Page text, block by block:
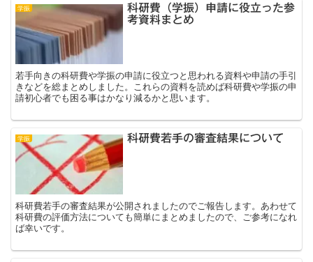
学振
科研費（学振）申請に役立った参
考資料まとめ
若手向きの科研費や学振の申請に役立つと思われる資料や申請の手引
きなどを総まとめしました。これらの資料を読めば科研費や学振の申
請初心者でも困る事はかなり減るかと思います。
学振 科研費若手の審査結果について
科研費若手の審査結果が公開されましたのでご報告します。あわせて
科研費の評価方法についても簡単にまとめましたので、ご参考になれ
ば幸いです。